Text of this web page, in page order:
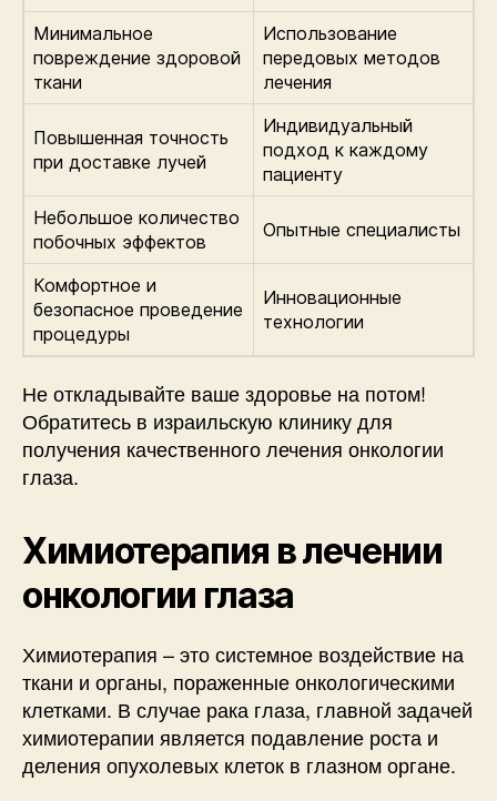
Минимальное
повреждение здоровой
ткани
Использование
передовых методов
лечения
Повышенная точность
при доставке лучей
Индивидуальный
подход к каждому
пациенту
Небольшое количество
побочных эффектов
Опытные специалисты
Комфортное и
безопасное проведение
процедуры
Инновационные
технологии
Не откладывайте ваше здоровье на потом!
Обратитесь в израильскую клинику для
получения качественного лечения онкологии
глаза.
Химиотерапия в лечении
онкологии глаза
Химиотерапия – это системное воздействие на
ткани и органы, пораженные онкологическими
клетками. В случае рака глаза, главной задачей
химиотерапии является подавление роста и
деления опухолевых клеток в глазном органе.